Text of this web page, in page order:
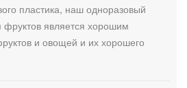
пластика, наш одноразовый
фруктов является хорошим
и овощей и их хорошего